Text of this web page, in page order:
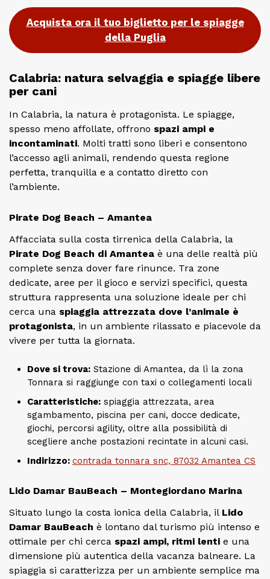
Acquista ora il tuo biglietto per le spiagge
della Puglia
Calabria: natura selvaggia e spiagge libere
per cani
In Calabria, la natura è protagonista. Le spiagge,
spesso meno affollate, offrono spazi ampi e
incontaminati. Molti tratti sono liberi e consentono
l’accesso agli animali, rendendo questa regione
perfetta, tranquilla e a contatto diretto con
l’ambiente.
Pirate Dog Beach – Amantea
Affacciata sulla costa tirrenica della Calabria, la
Pirate Dog Beach di Amantea è una delle realtà più
complete senza dover fare rinunce. Tra zone
dedicate, aree per il gioco e servizi specifici, questa
struttura rappresenta una soluzione ideale per chi
cerca una spiaggia attrezzata dove l’animale è
protagonista, in un ambiente rilassato e piacevole da
vivere per tutta la giornata.
Dove si trova: Stazione di Amantea, da lì la zona
Tonnara si raggiunge con taxi o collegamenti locali
Caratteristiche: spiaggia attrezzata, area
sgambamento, piscina per cani, docce dedicate,
giochi, percorsi agility, oltre alla possibilità di
scegliere anche postazioni recintate in alcuni casi.
Indirizzo: contrada tonnara snc, 87032 Amantea CS
Lido Damar BauBeach – Montegiordano Marina
Situato lungo la costa ionica della Calabria, il Lido
Damar BauBeach è lontano dal turismo più intenso e
ottimale per chi cerca spazi ampi, ritmi lenti e una
dimensione più autentica della vacanza balneare. La
spiaggia si caratterizza per un ambiente semplice ma